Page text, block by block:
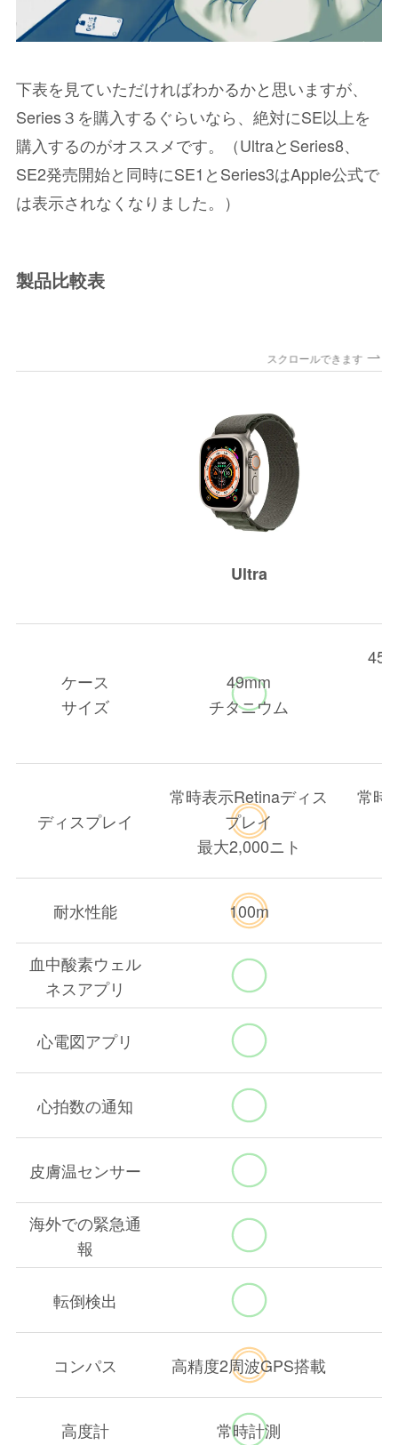
下表を見ていただければわかるかと思いますが、
Series３を購入するぐらいなら、絶対にSE以上を
購入するのがオススメです。（UltraとSeries8、
SE2発売開始と同時にSE1とSeries3はApple公式で
は表示されなくなりました。）
製品比較表
スクロールできます
Ultra
ケース
サイズ
49mm
チタニウム
ディスプレイ
常時表示Retinaディス
プレイ
最大2,000ニト
常時
耐水性能 100m
血中酸素ウェル
ネスアプリ
心電図アプリ
心拍数の通知
皮膚温センサー
海外での緊急通
報
転倒検出
コンパス 高精度2周波GPS搭載
高度計 常時計測